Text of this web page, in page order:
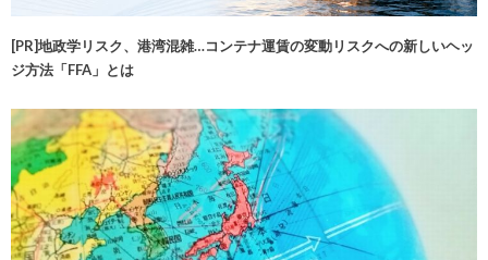
[PR]地政学リスク、港湾混雑…コンテナ運賃の変動リスクへの新しいヘッ
ジ方法「FFA」とは